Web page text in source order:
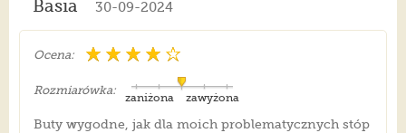
Basia 30-09-2024
Ocena:
Rozmiarówka:
zawyżona
zaniżona
Buty wygodne, jak dla moich problematycznych stóp